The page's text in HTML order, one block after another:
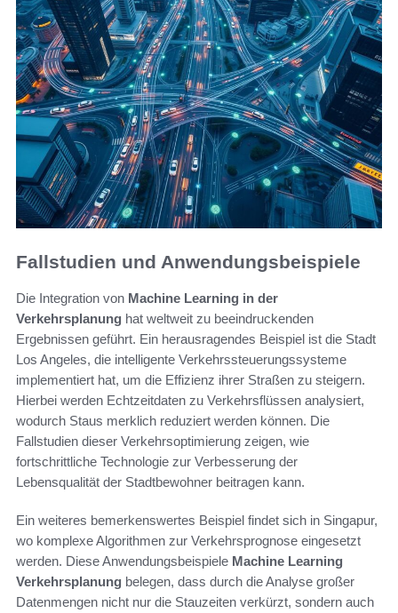
Fallstudien und Anwendungsbeispiele
Die Integration von Machine Learning in der
Verkehrsplanung hat weltweit zu beeindruckenden
Ergebnissen geführt. Ein herausragendes Beispiel ist die Stadt
Los Angeles, die intelligente Verkehrssteuerungssysteme
implementiert hat, um die Effizienz ihrer Straßen zu steigern.
Hierbei werden Echtzeitdaten zu Verkehrsflüssen analysiert,
wodurch Staus merklich reduziert werden können. Die
Fallstudien dieser Verkehrsoptimierung zeigen, wie
fortschrittliche Technologie zur Verbesserung der
Lebensqualität der Stadtbewohner beitragen kann.
Ein weiteres bemerkenswertes Beispiel findet sich in Singapur,
wo komplexe Algorithmen zur Verkehrsprognose eingesetzt
werden. Diese Anwendungsbeispiele Machine Learning
Verkehrsplanung belegen, dass durch die Analyse großer
Datenmengen nicht nur die Stauzeiten verkürzt, sondern auch